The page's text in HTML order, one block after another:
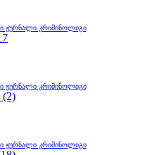
ჟურნალი კრიმინოლიგი
ჟურნალი კრიმინოლიგი
(2)
ჟურნალი კრიმინოლიგი